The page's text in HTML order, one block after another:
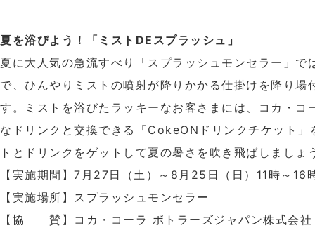
夏を浴びよう！「ミストDEスプラッシュ」
夏に大人気の急流すべり「スプラッシュモンセラー」で
で、ひんやりミストの噴射が降りかかる仕掛けを降り場
す。ミストを浴びたラッキーなお客さまには、コカ・コ
なドリンクと交換できる「CokeONドリンクチケット」
トとドリンクをゲットして夏の暑さを吹き飛ばしましょ
【実施期間】7月27日（土）～8月25日（日）11時～16
【実施場所】スプラッシュモンセラー
【協 賛】コカ・コーラ ボトラーズジャパン株式会社